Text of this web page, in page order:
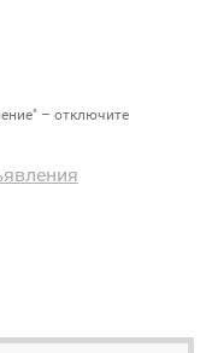
– отключите